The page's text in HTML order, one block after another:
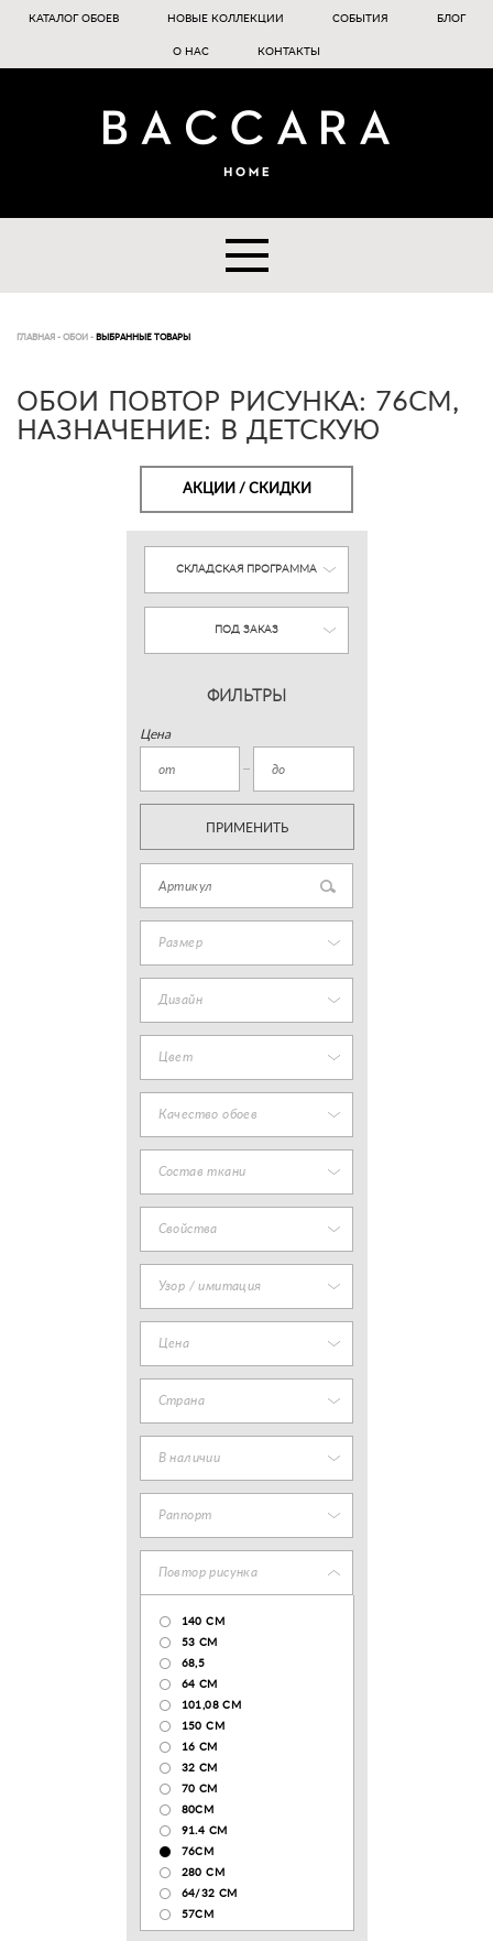
КАТАЛОГ ОБОЕВ НОВЫЕ КОЛЛЕКЦИИ СОБЫТИЯ БЛОГ
О НАС КОНТАКТЫ
ГЛАВНАЯ - ОБОИ - ВЫБРАННЫЕ ТОВАРЫ
ОБОИ ПОВТОР РИСУНКА: 76СМ,
НАЗНАЧЕНИЕ: В ДЕТСКУЮ
АКЦИИ / СКИДКИ
СКЛАДСКАЯ ПРОГРАММА
ПОД ЗАКАЗ
ФИЛЬТРЫ
Цена
ПРИМЕНИТЬ
Размер
Дизайн
Цвет
Качество обоев
Состав ткани
Свойства
Узор / имитация
Цена
Страна
В наличии
Раппорт
Повтор рисунка
140 CM
53 СМ
68,5
64 СМ
101,08 CM
150 CM
16 СМ
32 СМ
70 CM
80СМ
91.4 СМ
76СМ
280 СМ
64/32 СМ
57СМ